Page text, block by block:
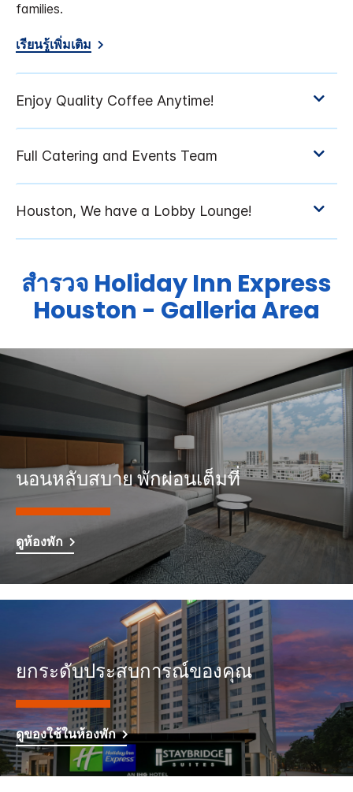
families.
เรียนรู้เพิ่มเติม
สำรวจ Holiday Inn Express
Houston - Galleria Area
นอนหลับสบาย พักผ่อนเต็มที่
ดูห้องพัก
ยกระดับประสบการณ์ของคุณ
ดูของใช้ในห้องพัก